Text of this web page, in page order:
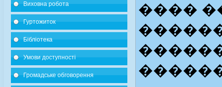
Виховна робота
Гуртожиток
Бібліотека
Умови доступності
Громадське обговорення
����